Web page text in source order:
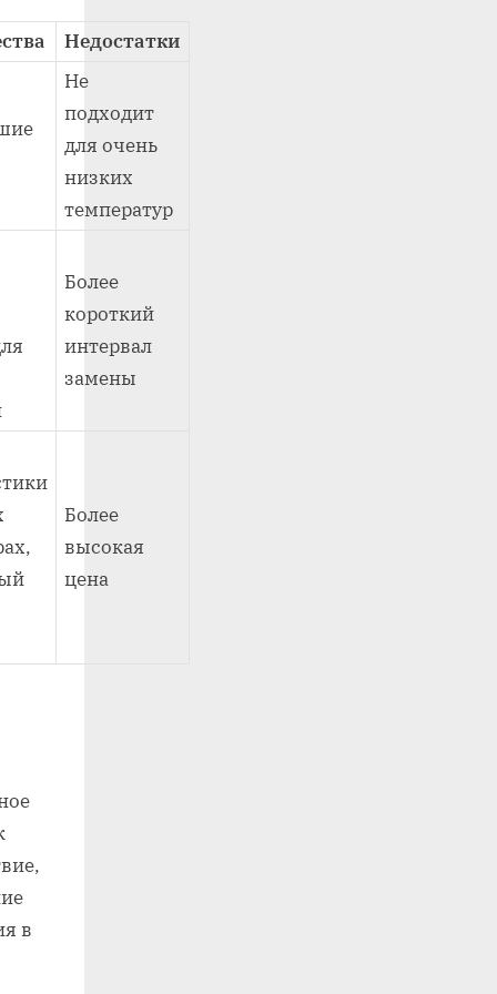
Недостатки
Не
подходит
для очень
низких
температур
Более
короткий
интервал
замены
Более
высокая
цена
в